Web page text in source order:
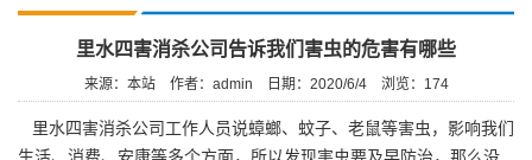
里水四害消杀公司告诉我们害虫的危害有哪些
来源：本站 作者：admin 日期：2020/6/4 浏览： 174
里水四害消杀公司工作人员说蟑螂、蚊子、老鼠等害虫，影响我们